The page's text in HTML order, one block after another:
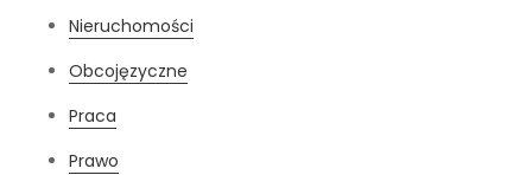
Nieruchomości
Obcojęzyczne
Praca
Prawo